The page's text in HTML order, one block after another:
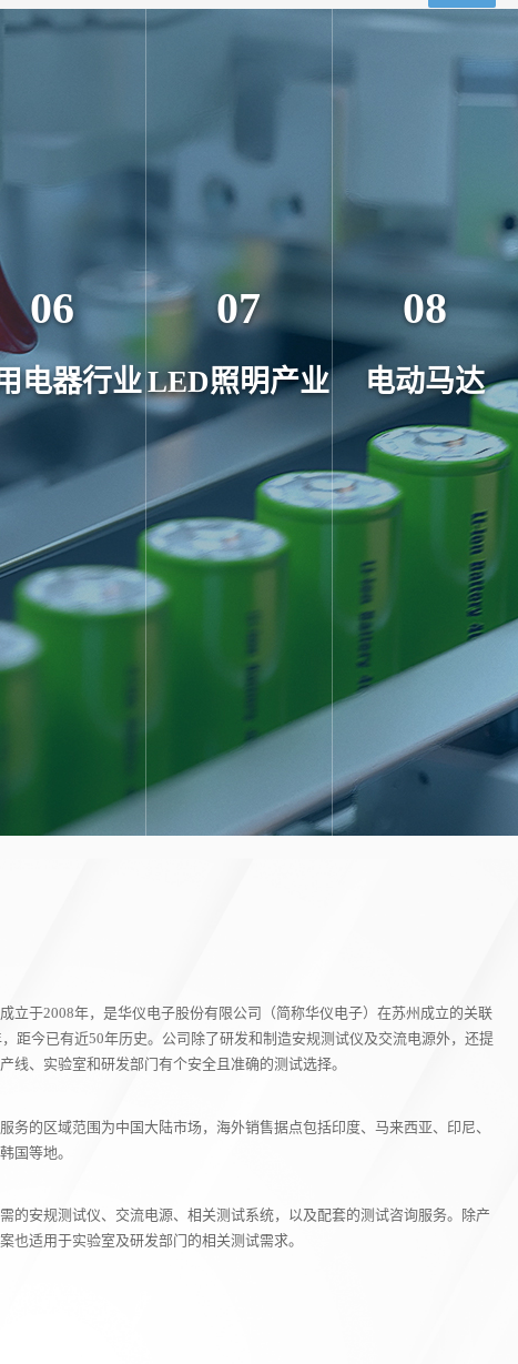
06
电器行业
07
LED照明产业
08
电动马达
立于2008年，是华仪电子股份有限公司（简称华仪电子）在苏州成立的关联
距今已有近50年历史。公司除了研发和制造安规测试仪及交流电源外，还提
线、实验室和研发部门有个安全且准确的测试选择。
务的区域范围为中国大陆市场，海外销售据点包括印度、马来西亚、印尼、
国等地。
的安规测试仪、交流电源、相关测试系统，以及配套的测试咨询服务。除产
也适用于实验室及研发部门的相关测试需求。